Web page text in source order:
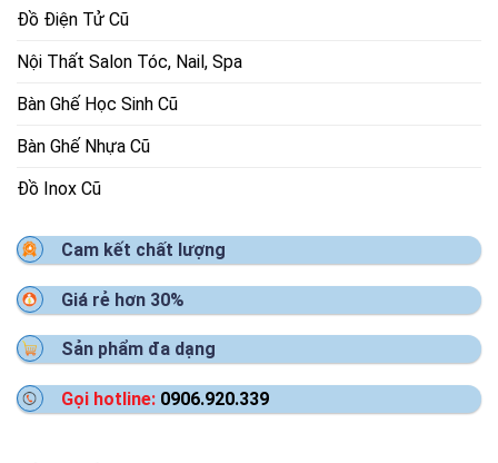
Đồ Điện Tử Cũ
Nội Thất Salon Tóc, Nail, Spa
Bàn Ghế Học Sinh Cũ
Bàn Ghế Nhựa Cũ
Đồ Inox Cũ
Cam kết chất lượng
Giá rẻ hơn 30%
Sản phẩm đa dạng
Gọi hotline: 0906.920.339